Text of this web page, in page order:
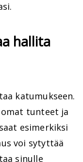
hallita
katumukseen.
tunteet ja
esimerkiksi
voi sytyttää
sinulle